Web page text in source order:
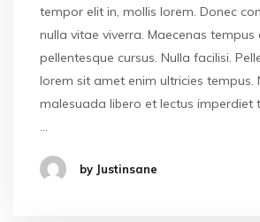
tempor elit in, mollis lorem. Donec
nulla vitae viverra. Maecenas tempus
pellentesque cursus. Nulla facilisi.
lorem sit amet enim ultricies tempus.
malesuada libero et lectus imperdiet
…
by Justinsane